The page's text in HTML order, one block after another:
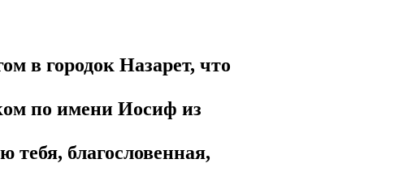
в городок Назарет, что
по имени Иосиф из
тебя, благословенная,